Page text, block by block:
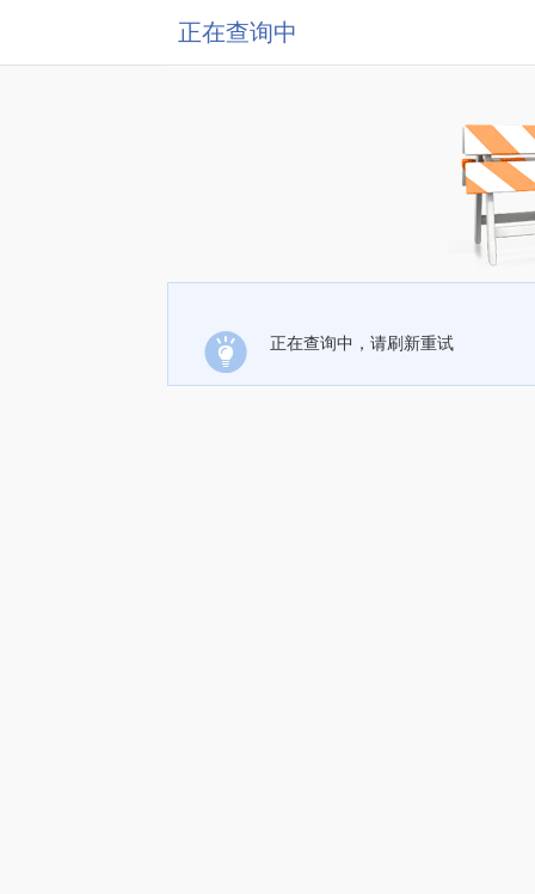
正在查询中
正在查询中，请刷新重试